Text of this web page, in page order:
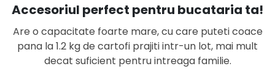
Accesoriul perfect pentru bucataria ta!
Are o capacitate foarte mare, cu care puteti coace
pana la 1.2 kg de cartofi prajiti intr-un lot, mai mult
decat suficient pentru intreaga familie.